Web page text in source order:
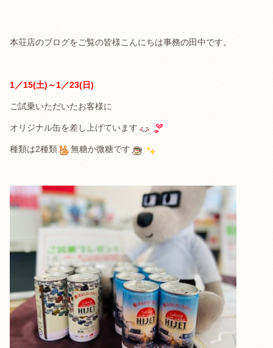
本荘店のブログをご覧の皆様こんにちは事務の田中です。
1／15(土)～1／23(日)
ご試乗いただいたお客様に
オリジナル缶を差し上げています
種類は2種類 無糖か微糖です